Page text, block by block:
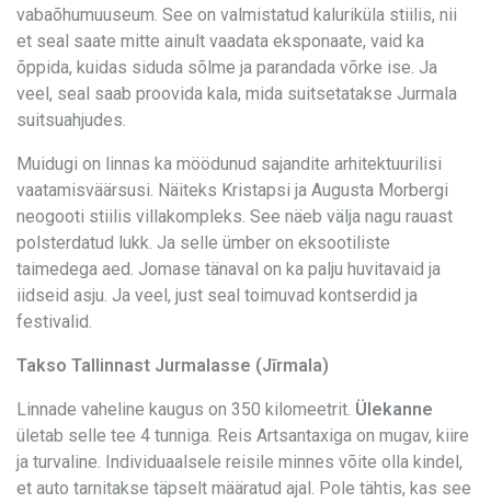
vabaõhumuuseum. See on valmistatud kaluriküla stiilis, nii
et seal saate mitte ainult vaadata eksponaate, vaid ka
õppida, kuidas siduda sõlme ja parandada võrke ise. Ja
veel, seal saab proovida kala, mida suitsetatakse Jurmala
suitsuahjudes.
Muidugi on linnas ka möödunud sajandite arhitektuurilisi
vaatamisväärsusi. Näiteks Kristapsi ja Augusta Morbergi
neogooti stiilis villakompleks. See näeb välja nagu rauast
polsterdatud lukk. Ja selle ümber on eksootiliste
taimedega aed. Jomase tänaval on ka palju huvitavaid ja
iidseid asju. Ja veel, just seal toimuvad kontserdid ja
festivalid.
Takso Tallinnast Jurmalasse (Jīrmala)
Linnade vaheline kaugus on 350 kilomeetrit. Ülekanne
ületab selle tee 4 tunniga. Reis Artsantaxiga on mugav, kiire
ja turvaline. Individuaalsele reisile minnes võite olla kindel,
et auto tarnitakse täpselt määratud ajal. Pole tähtis, kas see